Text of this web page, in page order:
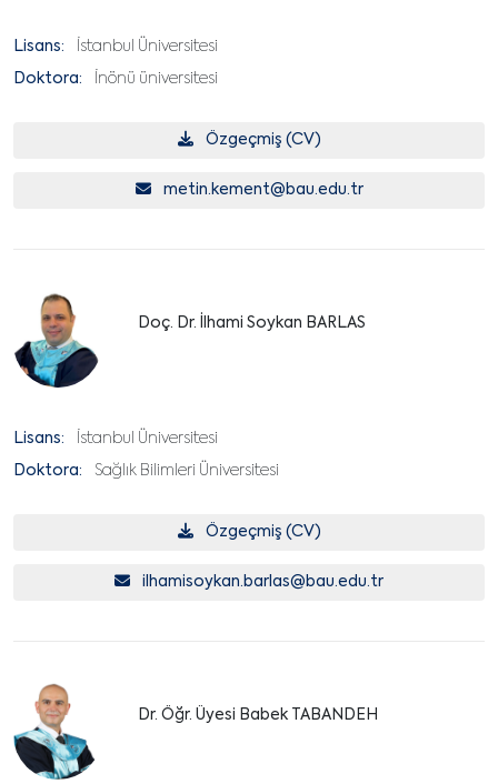
Lisans: İstanbul Üniversitesi
Doktora: İnönü üniversitesi
Özgeçmiş (CV)
metin.kement@bau.edu.tr
Doç. Dr. İlhami Soykan BARLAS
Lisans: İstanbul Üniversitesi
Doktora: Sağlık Bilimleri Üniversitesi
Özgeçmiş (CV)
ilhamisoykan.barlas@bau.edu.tr
Dr. Öğr. Üyesi Babek TABANDEH